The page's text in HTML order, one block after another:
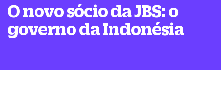
O novo sócio da JBS: o
governo da Indonésia